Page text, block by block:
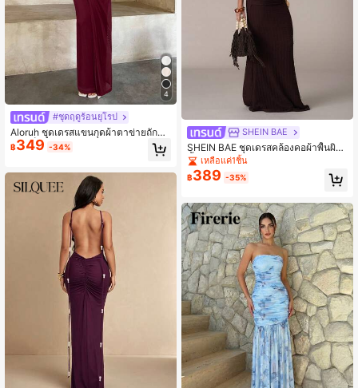
หม่สำหรับสตรี, ชุดราตรี, ชุดเดรส Deli
cate Outdoor-Ready, ชุดเดรสกันหนา
ว, ชุดเดรส Essential Winter Travel G
ear, ชุดเดรส Siren Red Bodycon, ชุดเ
ดรส Vibrant Red Cocktail, ชุดเดรส P
assion Red Statement
4
#ชุดฤดูร้อนยุโรป
Aloruh ชุดเดรสแขนกุดผ้าตาข่ายถักคอ
วีลึกเซ็กซี่สีแอปริคอท, สำหรับงานแต่งง
าน, ชุดเดรสสีแดง, คริสต์มาส, ชุดเดรส
฿349 -34%
SHEIN BAE
SHEIN BAE ชุดเดรสคล้องคอผ้าพื้นผิวสี
น้ำตาลตกแต่งลูกปัด เหมาะสำหรับวันห
ยุดพักผ่อนริมชายหาด, ออกทริปกับเพื่อ
นสาว, รีสอร์ทลำลอง, ปาร์ตี้ริมสระน้ำ, ฤ
เหลือแค่1ชิ้น
฿389 -35%